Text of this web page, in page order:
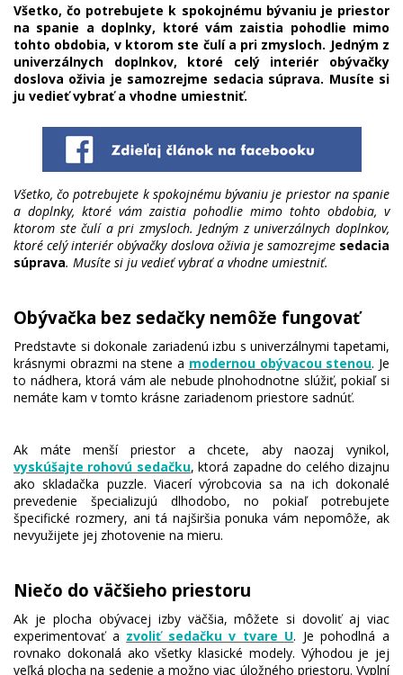
Všetko, čo potrebujete k spokojnému bývaniu je priestor
na spanie a doplnky, ktoré vám zaistia pohodlie mimo
tohto obdobia, v ktorom ste čulí a pri zmysloch. Jedným z
univerzálnych doplnkov, ktoré celý interiér obývačky
doslova oživia je samozrejme sedacia súprava. Musíte si
ju vedieť vybrať a vhodne umiestniť.
Všetko, čo potrebujete k spokojnému bývaniu je priestor na spanie
a doplnky, ktoré vám zaistia pohodlie mimo tohto obdobia, v
ktorom ste čulí a pri zmysloch. Jedným z univerzálnych doplnkov,
ktoré celý interiér obývačky doslova oživia je samozrejme sedacia
súprava. Musíte si ju vedieť vybrať a vhodne umiestniť.
Obývačka bez sedačky nemôže fungovať
Predstavte si dokonale zariadenú izbu s univerzálnymi tapetami,
krásnymi obrazmi na stene a modernou obývacou stenou. Je
to nádhera, ktorá vám ale nebude plnohodnotne slúžiť, pokiaľ si
nemáte kam v tomto krásne zariadenom priestore sadnúť.
Ak máte menší priestor a chcete, aby naozaj vynikol,
vyskúšajte rohovú sedačku, ktorá zapadne do celého dizajnu
ako skladačka puzzle. Viacerí výrobcovia sa na ich dokonalé
prevedenie špecializujú dlhodobo, no pokiaľ potrebujete
špecifické rozmery, ani tá najširšia ponuka vám nepomôže, ak
nevyužijete jej zhotovenie na mieru.
Niečo do väčšieho priestoru
Ak je plocha obývacej izby väčšia, môžete si dovoliť aj viac
experimentovať a zvoliť sedačku v tvare U. Je pohodlná a
rovnako dokonalá ako všetky klasické modely. Výhodou je jej
veľká plocha na sedenie a možno viac úložného priestoru. Vyplní